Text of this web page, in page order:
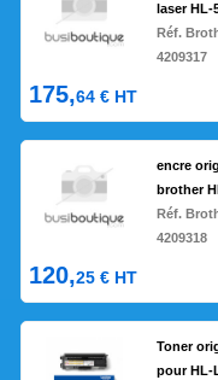
laser HL-
Réf.
4209317
175,64 € HT
encre
brother
Réf.
4209318
120,25 € HT
Toner
pour HL-